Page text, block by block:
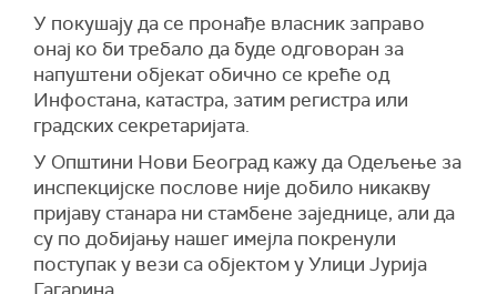
У покушају да се пронађе власник заправо
онај ко би требало да буде одговоран за
напуштени објекат обично се креће од
Инфостана, катастра, затим регистра или
градских секретаријата.
У Општини Нови Београд кажу да Одељење за
инспекцијске послове није добило никакву
пријаву станара ни стамбене заједнице, али да
су по добијању нашег имејла покренули
поступак у вези са објектом у Улици Јурија